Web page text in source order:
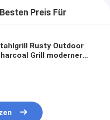
Preis Für
Rusty Outdoor
Grill moderner